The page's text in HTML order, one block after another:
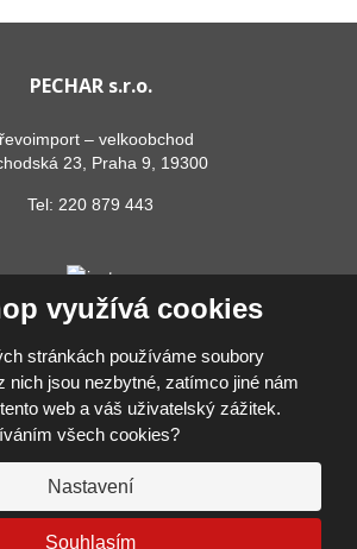
využívá cookies
stránkách používáme soubory
nich jsou nezbytné, zatímco jiné nám
web a váš uživatelský zážitek.
všech cookies?
Nastavení
Souhlasím
PECHAR s.r.o.
– velkoobchod
23, Praha 9, 19300
Tel: 220 879 443
© 2026, PECHAR s.r.o.
|Ochrana osobních údajů
Přihlásit se
VISA MasterCard